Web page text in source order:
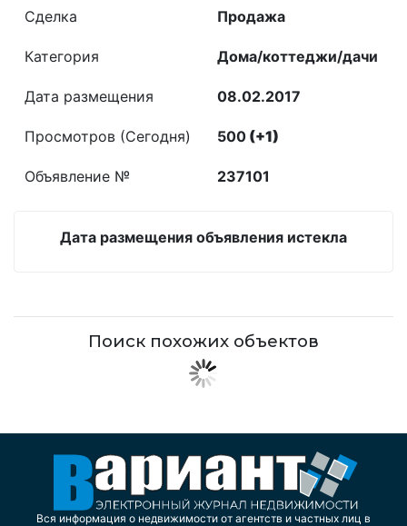
Сделка Продажа
Категория Дома/коттеджи/дачи
Дата размещения 08.02.2017
Просмотров (Сегодня) 500 (+1)
Объявление № 237101
Дата размещения объявления истекла
Поиск похожих объектов
Вся информация о недвижимости от агентств и частных лиц в